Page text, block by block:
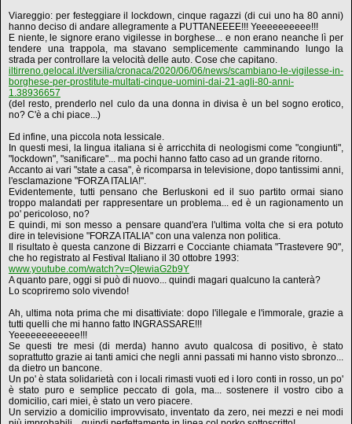
Viareggio: per festeggiare il lockdown, cinque ragazzi (di cui uno ha 80 anni)
hanno deciso di andare allegramente a PUTTANEEEE!!! Yeeeeeeeeee!!!
E niente, le signore erano vigilesse in borghese... e non erano neanche lì per
tendere una trappola, ma stavano semplicemente camminando lungo la
strada per controllare la velocità delle auto. Cose che capitano.
iltirreno.gelocal.it/versilia/cronaca/2020/06/06/news/scambiano-le-vigilesse-in-
borghese-per-prostitute-multati-cinque-uomini-dai-21-agli-80-anni-
1.38936657
(del resto, prenderlo nel culo da una donna in divisa è un bel sogno erotico,
no? C'è a chi piace...)
Ed infine, una piccola nota lessicale.
In questi mesi, la lingua italiana si è arricchita di neologismi come "congiunti",
"lockdown", "sanificare"... ma pochi hanno fatto caso ad un grande ritorno.
Accanto ai vari "state a casa", è ricomparsa in televisione, dopo tantissimi anni,
l'esclamazione "FORZA ITALIA!".
Evidentemente, tutti pensano che Berluskoni ed il suo partito ormai siano
troppo malandati per rappresentare un problema... ed è un ragionamento un
po' pericoloso, no?
E quindi, mi son messo a pensare quand'era l'ultima volta che si era potuto
dire in televisione "FORZA ITALIA" con una valenza non politica.
Il risultato è questa canzone di Bizzarri e Cocciante chiamata "Trastevere 90",
che ho registrato al Festival Italiano il 30 ottobre 1993:
www.youtube.com/watch?v=QIewiaG2b9Y
A quanto pare, oggi si può di nuovo... quindi magari qualcuno la canterà?
Lo scopriremo solo vivendo!
Ah, ultima nota prima che mi disattiviate: dopo l'illegale e l'immorale, grazie a
tutti quelli che mi hanno fatto INGRASSARE!!!
Yeeeeeeeeeeee!!!
Se questi tre mesi (di merda) hanno avuto qualcosa di positivo, è stato
soprattutto grazie ai tanti amici che negli anni passati mi hanno visto sbronzo...
da dietro un bancone.
Un po' è stata solidarietà con i locali rimasti vuoti ed i loro conti in rosso, un po'
è stato puro e semplice peccato di gola, ma... sostenere il vostro cibo a
domicilio, cari miei, è stato un vero piacere.
Un servizio a domicilio improvvisato, inventato da zero, nei mezzi e nei modi